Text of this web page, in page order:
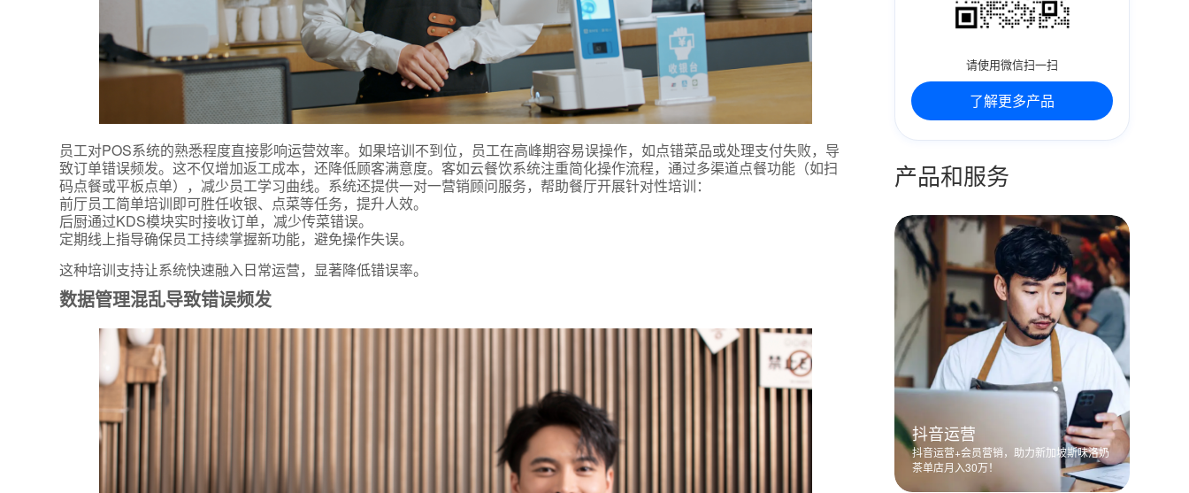
员工对POS系统的熟悉程度直接影响运营效率。如果培训不到位，员工在高峰期容易误操作，如点错菜品或处理支付失败，导
致订单错误频发。这不仅增加返工成本，还降低顾客满意度。客如云餐饮系统注重简化操作流程，通过多渠道点餐功能（如扫
码点餐或平板点单），减少员工学习曲线。系统还提供一对一营销顾问服务，帮助餐厅开展针对性培训：
前厅员工简单培训即可胜任收银、点菜等任务，提升人效。
后厨通过KDS模块实时接收订单，减少传菜错误。
定期线上指导确保员工持续掌握新功能，避免操作失误。
这种培训支持让系统快速融入日常运营，显著降低错误率。
数据管理混乱导致错误频发
请使用微信扫一扫
了解更多产品
产品和服务
抖音运营
抖音运营+会员营销，助力新加坡斯味洛奶
茶单店月入30万！